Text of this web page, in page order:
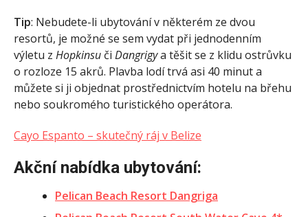
Tip: Nebudete-li ubytování v některém ze dvou
resortů, je možné se sem vydat při jednodenním
výletu z Hopkinsu či Dangrigya těšit se z klidu ostrůvku
o rozloze 15 akrů. Plavba lodí trvá asi 40 minut a
můžete si ji objednat prostřednictvím hotelu na břehu
nebo soukromého turistického operátora.
Cayo Espanto – skutečný ráj v Belize
Akční nabídka ubytování:
Pelican Beach Resort Dangriga